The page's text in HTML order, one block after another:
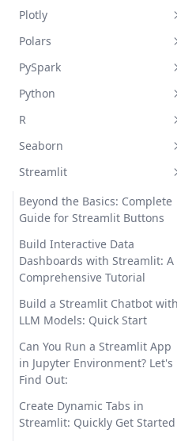
ChatGPT를 위한 AIPRM:
Unlocking the Potential of
Semantic Search
DragGAN AI Photo Editor: The
지 편집의 미래
How to Make Your Own AI with
This Awesome Workflow
Is There AI that Can Make
Charts and Graphs?
Leonardo AI vs Midjourney:
Make the Right Choice
Leonardo AI 대 Midjourney: 올
바른 선택을하세요
The Ulitmate Stable Diffusion
Textual Inversion Guide
Utilizing StableStudio for
Optimal Stable Diffusion UI
포괄적인 가이드
AutoGPTQ: An User-friendly
LLMs Quantization Package
AutoGPTQ: 사용자 친화적인
Yes and How
Chad GPT: Your Digital Guide
to Embodying the Alpha Male
Mindset
Chad GPT: 알파 남성 마인드셋을
실현하는 디지털 가이드
Chat GPT 사용법(로그인 없이)
Chat GPT 접근 거부 오류 코드
1020 수정하는 방법? 해결책:
ChatAI: Your Personal AI Chat
Assistant
ChatGPT Cloudflare 루프 수정하
는 방법: 간단한 안내서
Responsibilities, Salary, and
Skills | Ultimate Guide
Demystifying Statistics and
About Data Fusion
Exploring the Landscape of
Ethics in Data Science
GWalkR: Explore your data
with interactive visualization
interface in R
GWalkR: R에서 대화형 시각화 인
터페이스를 사용하여 데이터 탐색
하기
How to Learn Data Science: A
Comprehensive Guide
Randomized Search Verbose:
Mastering Hyperparameter
Tuning in Scikit-learn
The Ultimate Guide to Data
Science for Beginners 2023
시작하기: 단계별 가이드
'matplotlib이 현재 agg를 사용
중입니다' 문제 해결하기
AttributeError 탐색: 모듈
속성이 없음
Creating Stunning Plots for
Dataframes with Matplotlib
Facing 'No Module Named
Solution
Cuts Off Labels: A Detailed
Guide
How to Create a Time Series
Plot with Matplotlib in Python
How to Create an Interactive
Plot with Matplotlib
How to Easily Handle
How to Plot Images with
Matplotlib in Python
Difference in Plain English
NumPy 대 Pandas: 일반적인 용
Numpy Rolling - Calculating
Rolling Mean in Python
Numpy Rolling - 파이썬에서 롤
Create, Manipulate, and
Visualize Arrays
Python NumPy 배열 튜토리얼:
배열 생성, 조작 및 시각화
10 Best Pandas Query
Examples and Tools: A
Adding Rows to Pandas
DataFrame: A Step-by-Step
Boolean Array Containing NA /
NaN Values' 오류 수정하기
Convert Dictionary to
Dataframe in Python | Pandas
DataFrame 열에서 값 검색: 포괄
적인 가이드
How to Check NaN Value in
Pandas Dataframe
How to Convert Pandas
DataFrame to List?
How to Convert Pandas
Dataframe to Numpy Array
How to Create Empty
Plotly
Mastering Plotly Subplots:
Tips, Tricks, and Hacks
Plotly Express: Clearly
Explained
and Examples"
Plotly vs Matplotlib: Which is
Better for Data Visualization?
Plotly vs Matplotlib: 데이터 시
각화에 더 적합한 것은?
Plotly 서브플롯 마스터하기: 팁,
트릭, 그리고 해킹
Plotly 히트맵 - 팁, 트릭, 및 예제
Scatter_Ternary Plotting:
Adjusting Range & Limits in
Plotly
Scatter_Ternary 플로팅: Plotly에
서 범위와 제한 조정하기
Polars
How to Process Polars JSON
Data: A Quick Guide
How to Read CSV in Polars
Introduction to High-Speed
Polars DataFrame: 고속 데이터
Polars JSON 데이터 처리 방법:
빠른 가이드
Polars vs Pandas: Detailed
Face-off & Comparison Guide
Polars 대 Pandas: 자세한 대결
및 비교 안내서 2023
Polars로 CSV 파일 읽는 방법 설
명
PySpark
How to Convert PySpark
DataFrame Column to Python
Efficiently Remove Columns
PySpark tolist() Function Made
PySpark tolist() 함수 만들기 쉬운
정리: 전체 가이드
PySpark 데이터프레임 열을
Python 리스트로 변환하는 방법?
PySpark 열 삭제: DataFrame에
서 열 제거하기
Python
__str__ vs __repr__ in Python:
Explained
Append DataFrame Pandas:
Columns Like a Pro
Catboost: Innovative Data
Analysis Tool in Python
Catboost: 파이썬에서의 혁신적
인 데이터 분석 도구
Conda 환경 삭제하기: 최상의 방
법과 명령어
Context Manager Python: A
Complete Guide to Python's
Context Managers
Context Manager Python:
Python의 Context Managers에
R
Grouping in R: Use
for Data Analysis and
How to Create a Dataframe in
R: A Comprehensive Guide
How to Handle For Loops in R
Lasso Regression vs Ridge
Logistic Regression Equation
Formula with Examples
Pheatmap in R: Create
Heatmaps
Seaborn
'module seaborn has no
How to Create Custom
Seaborn Displot
Python에서 Seaborn Displot 오
Seaborn의 displot을 사용하여
Solve Seaborn Displot Error
and Improve Data
Solving 'module seaborn has
Streamlit
Beyond the Basics: Complete
Guide for Streamlit Buttons
Build Interactive Data
Dashboards with Streamlit: A
Comprehensive Tutorial
Build a Streamlit Chatbot with
LLM Models: Quick Start
Can You Run a Streamlit App
in Jupyter Environment? Let's
Find Out:
Create Dynamic Tabs in
Streamlit: Quickly Get Started